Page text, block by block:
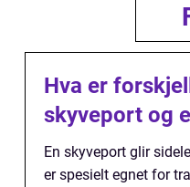
Hva er
skyveport og
En skyveport glir
er spesielt egnet for